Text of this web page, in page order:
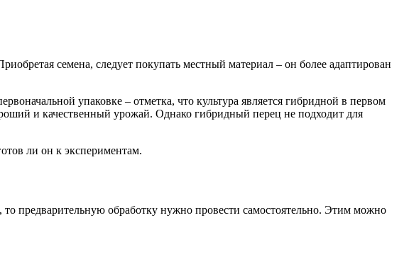
семена, следует покупать местный материал – он более адаптирован
упаковке – отметка, что культура является гибридной в первом
и качественный урожай. Однако гибридный перец не подходит для
ли он к экспериментам.
предварительную обработку нужно провести самостоятельно. Этим можно